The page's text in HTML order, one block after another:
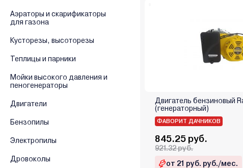
Аэраторы и скарификаторы
для газона
Кусторезы, высоторезы
Теплицы и парники
Мойки высокого давления и
пеногенераторы
Двигатели
Бензопилы
Электропилы
Дровоколы
Двигатель бензиновый
(генераторный)
ФАВОРИТ ДАЧНИКОВ
845.25 руб.
921.32 руб.
от 21 руб. руб./мес.